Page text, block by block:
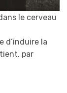
le cerveau
d’induire la
par